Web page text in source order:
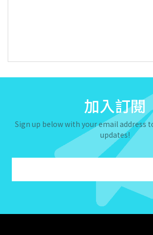
加入訂閱
Sign up below with your email address
updates!